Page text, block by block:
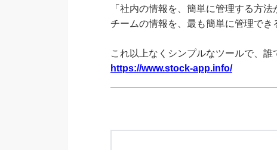
「社内の情報を、簡単に管理する方法
チームの情報を、最も簡単に管理でき
これ以上なくシンプルなツールで、誰
https://www.stock-app.info/